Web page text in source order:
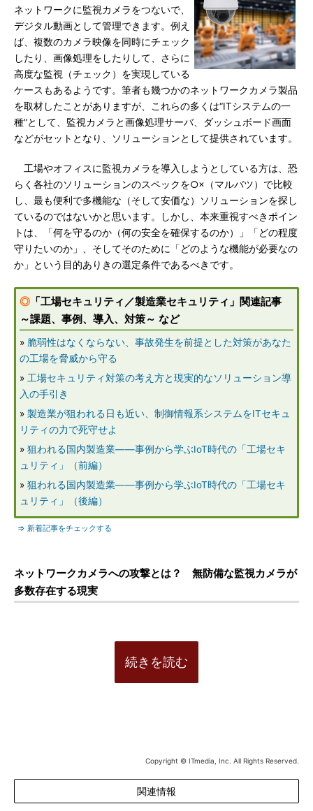
ネットワークに監視カメラをつないで、
デジタル動画として管理できます。例え
ば、複数のカメラ映像を同時にチェック
したり、画像処理をしたりして、さらに
高度な監視（チェック）を実現している
ケースもあるようです。筆者も幾つかのネットワークカメラ製品
を取材したことがありますが、これらの多くは“ITシステムの一
種”として、監視カメラと画像処理サーバ、ダッシュボード画面
などがセットとなり、ソリューションとして提供されています。
工場やオフィスに監視カメラを導入しようとしている方は、恐
らく各社のソリューションのスペックを○×（マルバツ）で比較
し、最も便利で多機能な（そして安価な）ソリューションを探し
ているのではないかと思います。しかし、本来重視すべきポイン
トは、「何を守るのか（何の安全を確保するのか）」「どの程度
守りたいのか」、そしてそのために「どのような機能が必要なの
か」という目的ありきの選定条件であるべきです。
◎ 「工場セキュリティ／製造業セキュリティ」関連記事
～課題、事例、導入、対策～ など
» 脆弱性はなくならない、事故発生を前提とした対策があなた
の工場を脅威から守る
» 工場セキュリティ対策の考え方と現実的なソリューション導
入の手引き
» 製造業が狙われる日も近い、制御情報系システムをITセキュ
リティの力で死守せよ
» 狙われる国内製造業――事例から学ぶIoT時代の「工場セキ
ュリティ」（前編）
» 狙われる国内製造業――事例から学ぶIoT時代の「工場セキ
ュリティ」（後編）
⇒ 新着記事をチェックする
ネットワークカメラへの攻撃とは？ 無防備な監視カメラが
多数存在する現実
続きを読む
Copyright © ITmedia, Inc. All Rights Reserved.
関連情報